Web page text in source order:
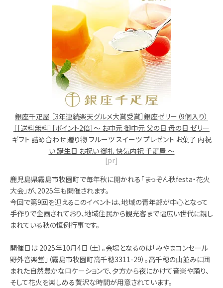
銀座千疋屋 ［3年連続楽天グルメ大賞受賞］銀座ゼリー（9個入り）
［［送料無料］［ポイント2倍］～ お中元 御中元 父の日 母の日 ゼリー
ギフト 詰め合わせ 贈り物 フルーツ スイーツ プレゼント お菓子 内祝
い 誕生日 お祝い 御礼 快気内祝 千疋屋 ～
[pr]
鹿児島県霧島市牧園町で毎年秋に開かれる「まっぞん秋festa・花火
大会」が、2025年も開催されます。
今回で第9回を迎えるこのイベントは、地域の青年部が中心となって
手作りで企画されており、地域住民から観光客まで幅広い世代に親し
まれている秋の恒例行事です。
開催日は 2025年10月4日（土）。会場となるのは「みやまコンセール
野外音楽堂」（霧島市牧園町高千穂3311-29）。高千穂の山並みに囲
まれた自然豊かなロケーションで、夕方から夜にかけて音楽や踊り、
そして花火を楽しめる贅沢な時間が用意されています。